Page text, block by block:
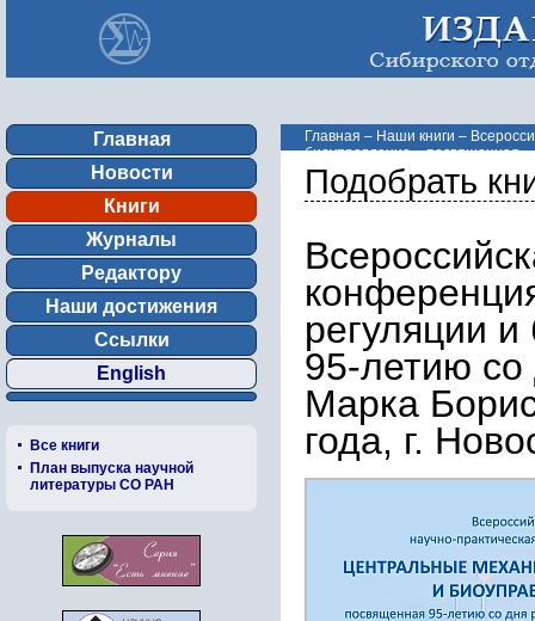
Главная
Новости
Книги
Журналы
Редактору
Наши достижения
Ссылки
English
Все книги
План выпуска научной
литературы СО РАН
Главная – Наши книги –
биоуправление», посвященная ...
Подобрать
регуляции
95-летию
Марка
года, г.